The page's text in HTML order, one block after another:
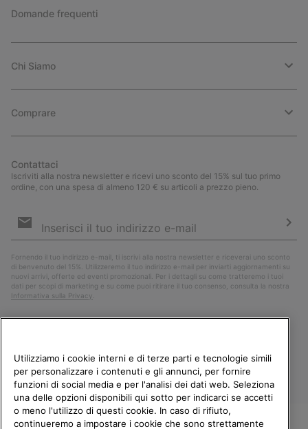
Domande frequenti
Chi Siamo
Comprare
Contattaci
Iscriviti alla nostra newsletter e ricevi uno sconto del 15% sul tuo primo
ordine, con una spesa di almeno 120 € su articoli a prezzo pieno.
e-
Fornendo il tuo indirizzo e-mail, ti iscrivi alla nostra newsletter e riceverai uno sconto
di benvenuto del 15%. Utilizzeremo il tuo indirizzo e-mail per inviarti aggiornamenti su
nuovi arrivi, offerte ed eventi promozionali. Per i dettagli su come tratteremo i tuoi
dati per scopi di marketing e su come puoi ritirare il tuo consenso, consulta la nostra
Informativa sulla Privacy
Italia
Utilizziamo i cookie interni e di terze parti e tecnologie simili
per personalizzare i contenuti e gli annunci, per fornire
funzioni di social media e per l'analisi dei dati web. Seleziona
una delle opzioni disponibili qui sotto per indicarci se accetti
o meno l'utilizzo di questi cookie. In caso di rifiuto,
continueremo a impostare i cookie che sono strettamente